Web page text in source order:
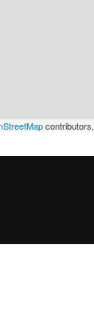
contributors,